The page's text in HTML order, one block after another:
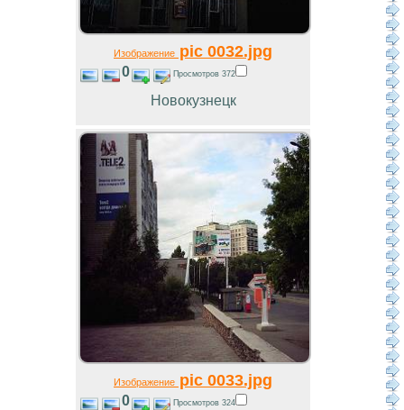
Изображение pic 0032.jpg
0 Просмотров 372
Новокузнецк
Изображение pic 0033.jpg
0 Просмотров 324